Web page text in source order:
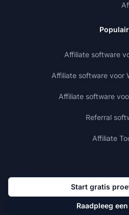
Populair
Affiliate software
Affiliate software voor
Affiliate software
Referral
Affiliate
Start gratis
Raadpleeg